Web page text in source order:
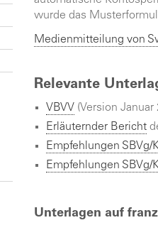
wurde das
Medienmitteilung von
Relevante
VBVV (Version Januar
Erläuternder Bericht
Empfehlungen SBVg/
Empfehlungen SBVg/
Unterlagen auf